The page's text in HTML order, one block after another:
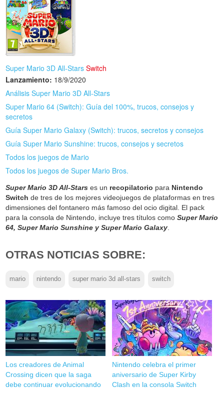
Super Mario 3D All-Stars Switch
Lanzamiento: 18/9/2020
Análisis Super Mario 3D All-Stars
Super Mario 64 (Switch): Guía del 100%, trucos, consejos y
secretos
Guía Super Mario Galaxy (Switch): trucos, secretos y consejos
Guía Super Mario Sunshine: trucos, consejos y secretos
Todos los juegos de Mario
Todos los juegos de Super Mario Bros.
Super Mario 3D All-Stars es un recopilatorio para Nintendo
Switch de tres de los mejores videojuegos de plataformas en tres
dimensiones del fontanero más famoso del ocio digital. El pack
para la consola de Nintendo, incluye tres títulos como Super Mario
64, Super Mario Sunshine y Super Mario Galaxy.
OTRAS NOTICIAS SOBRE:
mario nintendo super mario 3d all-stars switch
Los creadores de Animal
Crossing dicen que la saga
debe continuar evolucionando
Nintendo celebra el primer
aniversario de Super Kirby
Clash en la consola Switch